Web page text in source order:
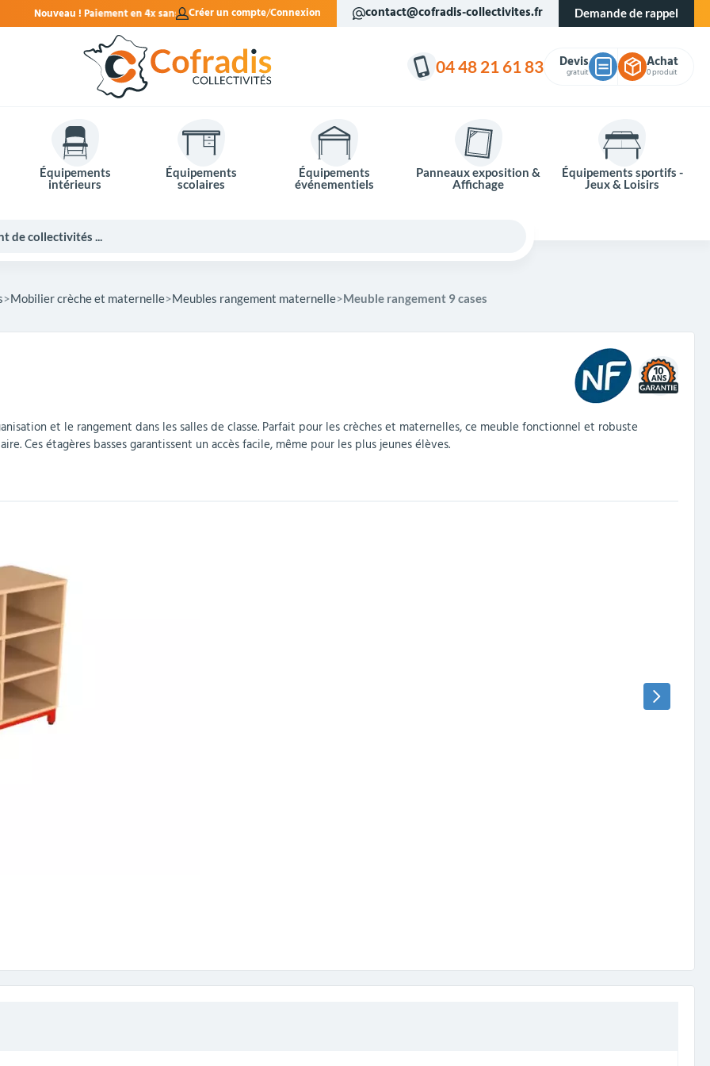
4x sans frais. Créer un compte Connexion contact@cofradis-collectivites.fr Demande de rappel
04 48 21 61 83 Devis
gratuit
Achat
0 produit
Équipements
intérieurs
Équipements
scolaires
Équipements
événementiels
Panneaux exposition &
Affichage
Équipements sportifs -
Jeux & Loisirs
Mobilier crèche et maternelle Meubles rangement maternelle Meuble rangement 9 cases
10
et le rangement dans les salles de classe. Parfait pour les crèches et maternelles, ce meuble fonctionnel et robuste
Ces étagères basses garantissent un accès facile, même pour les plus jeunes élèves.